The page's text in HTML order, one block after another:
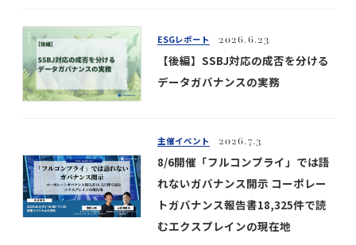
ESGレポート 2026.6.23
【後編】SSBJ対応の成否を分ける
データガバナンスの実務
主催イベント 2026.7.3
8/6開催「フルコンプライ」では語
れないガバナンス開示 コーポレー
トガバナンス報告書18,325件で読
むエクスプレインの現在地